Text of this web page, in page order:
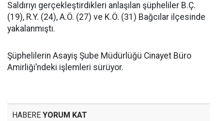
Saldırıyı gerçekleştirdikleri anlaşılan şüpheliler B.Ç.
(19), R.Y. (24), A.Ö. (27) ve K.Ö. (31) Bağcılar ilçesinde
yakalanmıştı.
Şüphelilerin Asayiş Şube Müdürlüğü Cinayet Büro
Amirliği’ndeki işlemleri sürüyor.
HABERE YORUM KAT